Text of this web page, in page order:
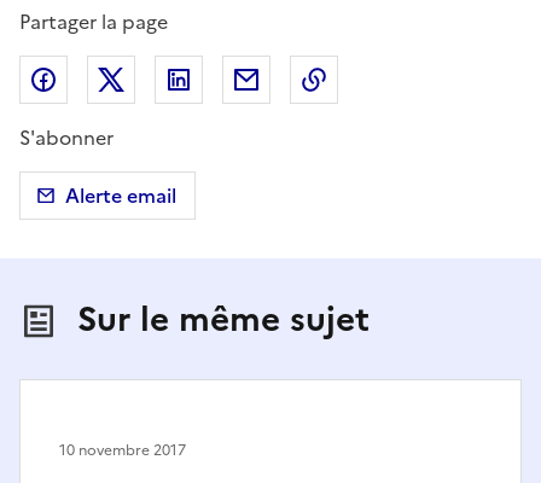
Partager la page
Partager sur Facebook
Partager sur X (anciennement Twitter)
Partager sur LinkedIn
Partager par email
S'abonner
Alerte email
Sur le même sujet
10 novembre 2017